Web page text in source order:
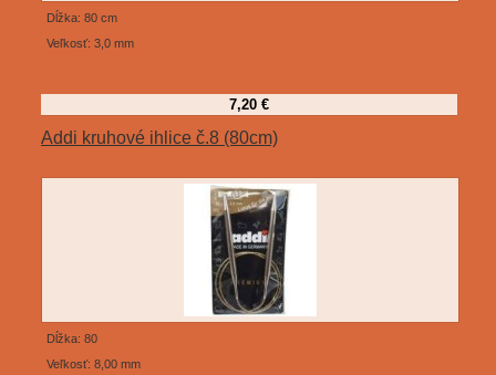
Dĺžka: 80 cm
Veľkosť: 3,0 mm
7,20 €
Addi kruhové ihlice č.8 (80cm)
Dĺžka: 80
Veľkosť: 8,00 mm